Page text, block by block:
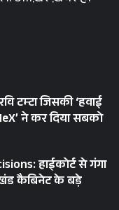
से प्रवासी नागरिक
OF INDIA
टम्टा जिसकी ‘हवाई
ने कर दिया सबको
हाईकोर्ट से गंगा
कैबिनेट के बड़े